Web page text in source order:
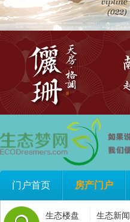
门户首页 房产门户
生态楼盘 生态新闻